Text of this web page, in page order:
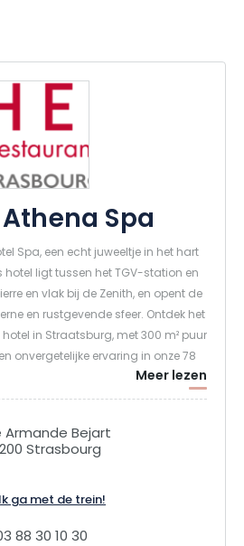
Spa
Spa, een echt juweeltje in het hart
ligt tussen het TGV-station en
en vlak bij de Zenith, en opent de
en rustgevende sfeer. Ontdek het
in Straatsburg, met 300 m² puur
onvergetelijke ervaring in onze 78
en 14 suites, allemaal
comfort in het achterhoofd.
Meer lezen
Armande Bejart
Strasbourg
ga met de trein!
88 30 10 30